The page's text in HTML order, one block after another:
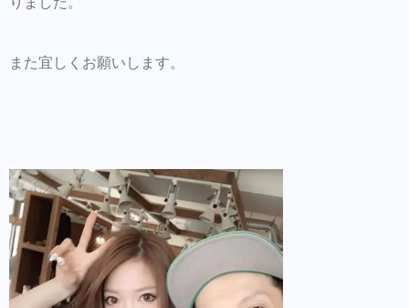
また宜しくお願いします。